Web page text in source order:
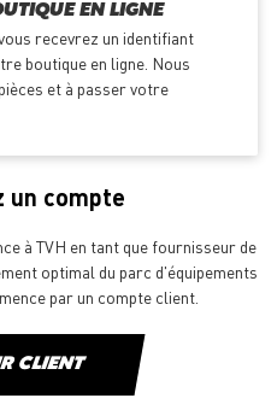
EN LIGNE
recevrez un identifiant
boutique en ligne. Nous
et à passer votre
un compte
à TVH en tant que fournisseur de
optimal du parc d'équipements
par un compte client.
CLIENT